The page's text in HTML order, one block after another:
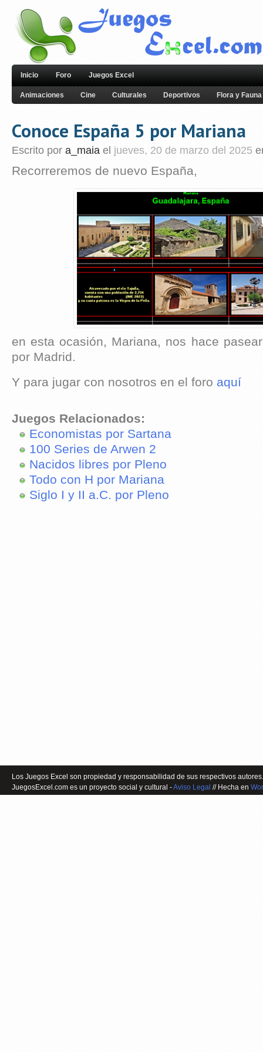
Inicio Foro Juegos Excel
Animaciones Cine Culturales Deportivos Flora y Fauna
Conoce España 5 por Mariana
Escrito por a_maia el jueves, 20 de marzo del 2025
Recorreremos de nuevo España,
en esta ocasión, Mariana, nos hace
por Madrid.
Y para jugar con nosotros en el foro aquí
Juegos Relacionados:
Economistas por Sartana
100 Series de Arwen 2
Nacidos libres por Pleno
Todo con H por Mariana
Siglo I y II a.C. por Pleno
Los Juegos Excel son propiedad y responsabilidad de sus respectivos
JuegosExcel.com es un proyecto social y cultural -Aviso Legal // Hecha en